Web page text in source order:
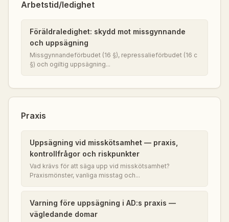
Arbetstid/ledighet
Föräldraledighet: skydd mot missgynnande
och uppsägning
Missgynnandeförbudet (16 §), repressalieförbudet (16 c
§) och ogiltig uppsägning...
Praxis
Uppsägning vid misskötsamhet — praxis,
kontrollfrågor och riskpunkter
Vad krävs för att säga upp vid misskötsamhet?
Praxismönster, vanliga misstag och...
Varning före uppsägning i AD:s praxis —
vägledande domar